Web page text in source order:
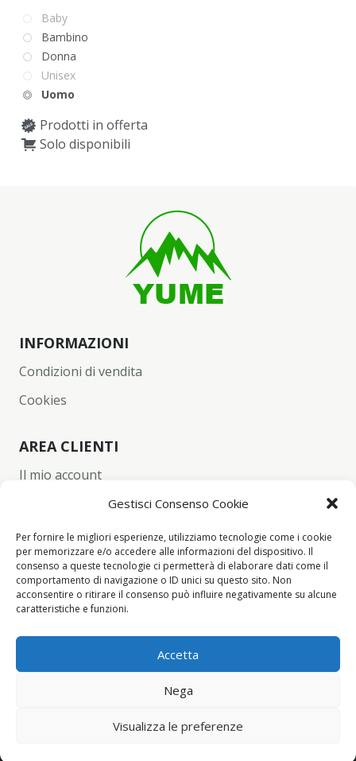
Gestisci Consenso Cookie
Per fornire le migliori esperienze, utilizziamo tecnologie come i cookie
per memorizzare e/o accedere alle informazioni del dispositivo. Il
consenso a queste tecnologie ci permetterà di elaborare dati come il
comportamento di navigazione o ID unici su questo sito. Non
acconsentire o ritirare il consenso può influire negativamente su alcune
caratteristiche e funzioni.
Accetta
Nega
Visualizza le preferenze
Baby
Bambino
Donna
Unisex
Uomo
Prodotti in offerta
Solo disponibili
INFORMAZIONI
Condizioni di vendita
Cookies
AREA CLIENTI
Il mio account
Wishlist
Checkout
CONTACT INFO
+39 342 94 34 260
info@yume-collection.eu
Yume Collection ©2021 All rights reserved.